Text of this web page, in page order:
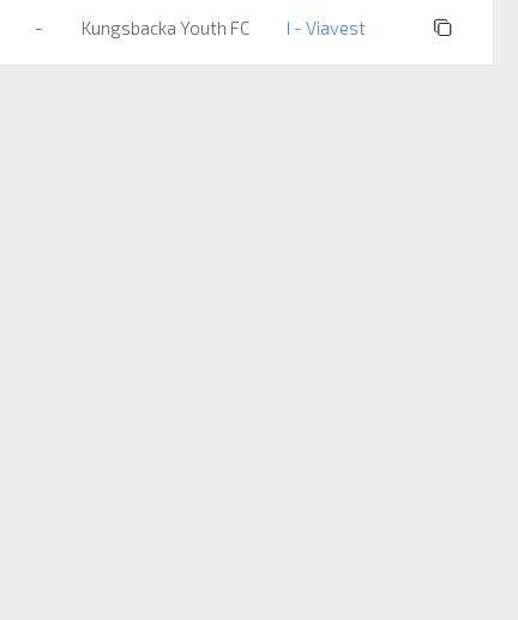
- Kungsbacka Youth FC I - Viavest